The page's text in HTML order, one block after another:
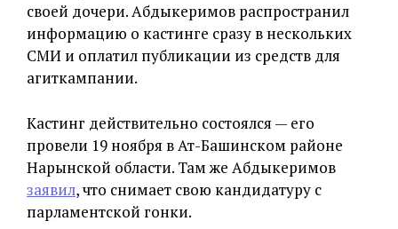
своей дочери. Абдыкеримов распространил
информацию о кастинге сразу в нескольких
СМИ и оплатил публикации из средств для
агиткампании.
Кастинг действительно состоялся — его
провели 19 ноября в Ат-Башинском районе
Нарынской области. Там же Абдыкеримов
заявил, что снимает свою кандидатуру с
парламентской гонки.